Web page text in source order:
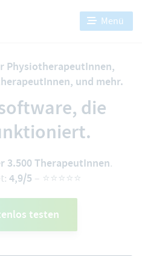
Menü
PhysiotherapeutInnen,
, und mehr.
die
3.500 TherapeutInnen.
4,9/5 – ⭐️⭐️⭐️⭐️⭐️
testen